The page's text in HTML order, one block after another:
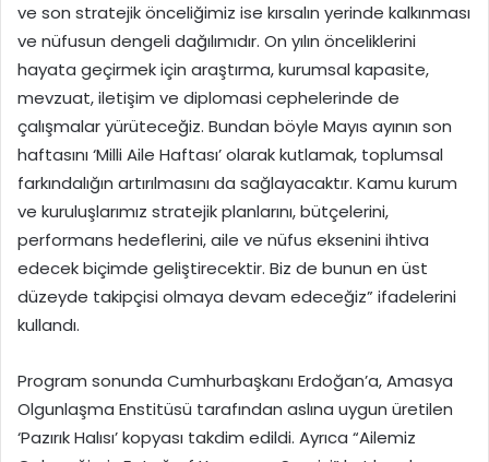
ve son stratejik önceliğimiz ise kırsalın yerinde kalkınması
ve nüfusun dengeli dağılımıdır. On yılın önceliklerini
hayata geçirmek için araştırma, kurumsal kapasite,
mevzuat, iletişim ve diplomasi cephelerinde de
çalışmalar yürüteceğiz. Bundan böyle Mayıs ayının son
haftasını ‘Milli Aile Haftası’ olarak kutlamak, toplumsal
farkındalığın artırılmasını da sağlayacaktır. Kamu kurum
ve kuruluşlarımız stratejik planlarını, bütçelerini,
performans hedeflerini, aile ve nüfus eksenini ihtiva
edecek biçimde geliştirecektir. Biz de bunun en üst
düzeyde takipçisi olmaya devam edeceğiz” ifadelerini
kullandı.
Program sonunda Cumhurbaşkanı Erdoğan’a, Amasya
Olgunlaşma Enstitüsü tarafından aslına uygun üretilen
‘Pazırık Halısı’ kopyası takdim edildi. Ayrıca “Ailemiz